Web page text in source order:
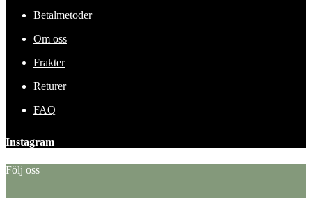
Betalmetoder
Om oss
Frakter
Returer
FAQ
Instagram
Följ oss